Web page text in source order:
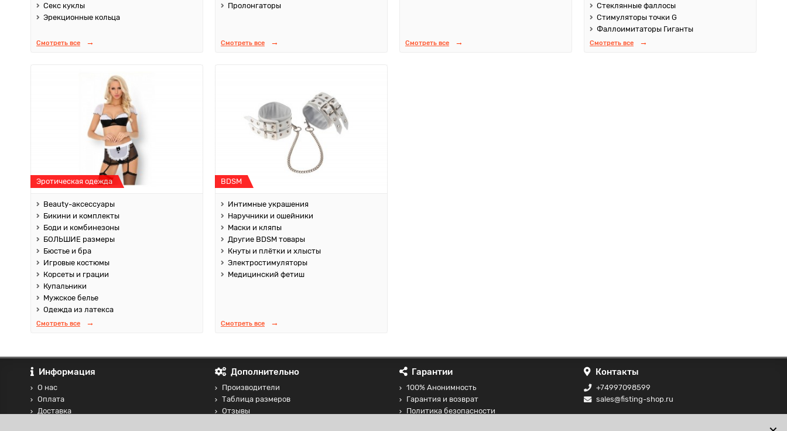
Секс куклы
Эрекционные кольца
Смотреть все
Пролонгаторы
Смотреть все Смотреть все
Стеклянные фаллосы
Стимуляторы точки G
Фаллоимитаторы Гиганты
Смотреть все
Эротическая одежда
Beauty-аксессуары
Бикини и комплекты
Боди и комбинезоны
БОЛЬШИЕ размеры
Бюстье и бра
Игровые костюмы
Корсеты и грации
Купальники
Мужское белье
Одежда из латекса
Смотреть все
BDSM
Интимные украшения
Наручники и ошейники
Маски и кляпы
Другие BDSM товары
Кнуты и плётки и хлысты
Электростимуляторы
Медицинский фетиш
Смотреть все
Информация
О нас
Оплата
Доставка
Дополнительно
Производители
Таблица размеров
Отзывы
Гарантии
100% Анонимность
Гарантия и возврат
Политика безопасности
Контакты
+74997098599
sales@fisting-shop.ru